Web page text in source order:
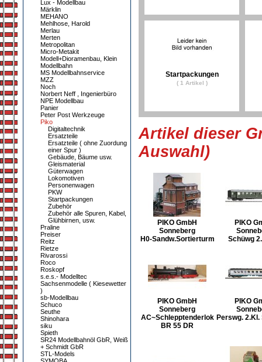
Lux - Modellbau
Märklin
MEHANO
Mehlhose, Harold
Merlau
Merten
Metropolitan
Micro-Metakit
Modell+Dioramenbau, Klein
Modellbahn
MS Modellbahnservice
MZZ
Noch
Norbert Neff , Ingenierbüro
NPE Modellbau
Panier
Peter Post Werkzeuge
Piko
Digitaltechnik
Ersatzteile
Ersatzteile ( ohne Zuordung
einer Spur )
Gebäude, Bäume usw.
Gleismaterial
Güterwagen
Lokomotiven
Personenwagen
PKW
Startpackungen
Zubehör
Zubehör alle Spuren, Kabel,
Glühbirnen, usw.
Praline
Preiser
Reitz
Rietze
Rivarossi
Roco
Roskopf
s.e.s.- Modelltec
Sachsenmodelle ( Kiesewetter
)
sb-Modellbau
Schuco
Seuthe
Shinohara
siku
Spieth
SR24 Modellbahnöl GbR, Weiß
+ Schmidt GbR
STL-Models
Startpackungen
( 1 Artikel )
Artikel dieser
Auswahl)
PIKO GmbH
Sonneberg
H0-Sandw.Sortierturm
PIKO
Schüwg
PIKO GmbH
Sonneberg
AC~Schlepptenderlok
BR 55 DR
PIKO
Perswg.